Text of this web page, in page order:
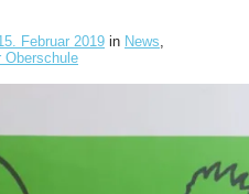
Februar 2019 in News,
Oberschule